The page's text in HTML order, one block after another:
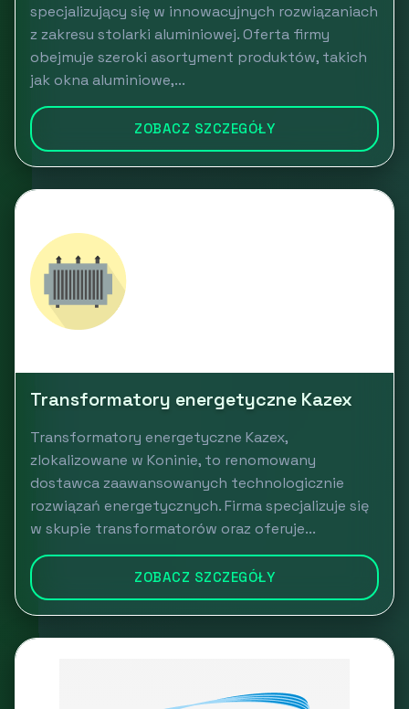
specjalizujący się w innowacyjnych rozwiązaniach
z zakresu stolarki aluminiowej. Oferta firmy
obejmuje szeroki asortyment produktów, takich
jak okna aluminiowe,...
ZOBACZ SZCZEGÓŁY
Transformatory energetyczne Kazex
Transformatory energetyczne Kazex,
zlokalizowane w Koninie, to renomowany
dostawca zaawansowanych technologicznie
rozwiązań energetycznych. Firma specjalizuje się
w skupie transformatorów oraz oferuje...
ZOBACZ SZCZEGÓŁY